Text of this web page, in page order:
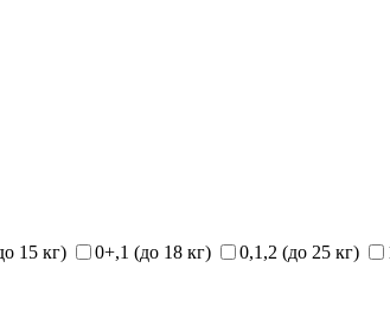
15 кг) 0+,1 (до 18 кг) 0,1,2 (до 25 кг)